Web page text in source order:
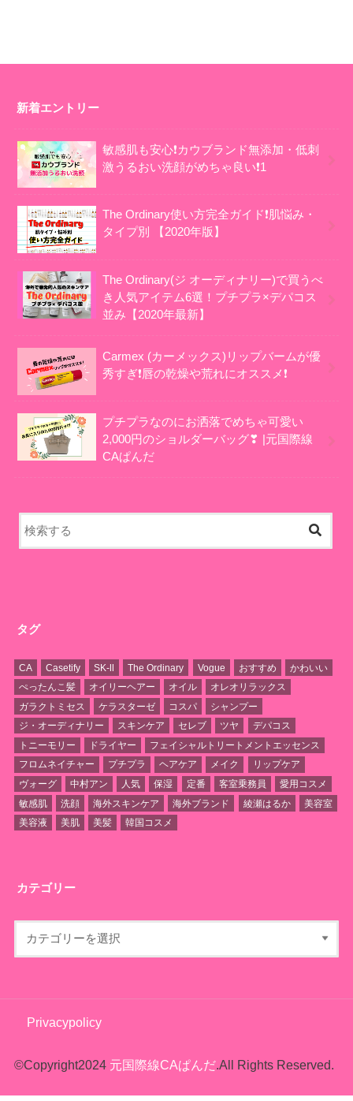
新着エントリー
敏感肌も安心❗カウブランド無添加・低刺
激うるおい洗顔がめちゃ良い❗1
The Ordinary使い方完全ガイド❗肌悩み・
タイプ別 【2020年版】
The Ordinary(ジ オーディナリー)で買うべ
き人気アイテム6選！プチプラ×デパコス
並み【2020年最新】
Carmex (カーメックス)リップバームが優
秀すぎ❗唇の乾燥や荒れにオススメ❗
プチプラなのにお洒落でめちゃ可愛い
2,000円のショルダーバッグ❣ |元国際線
CAぱんだ
タグ
CA Casetify SK-Ⅱ The Ordinary Vogue おすすめ
かわいい
ぺったんこ髪
オイリーヘアー オイル
オレオリラックス
ガラクトミセス
ケラスターゼ コスパ
シャンプー
ジ・オーディナリー
スキンケア セレブ ツヤ
デパコス
トニーモリー
ドライヤー
フェイシャルトリートメントエッセンス
フロムネイチャー
プチプラ ヘアケア メイク
リップケア
ヴォーグ
中村アン 人気 保湿 定番 客室乗務員
愛用コスメ
敏感肌
洗顔 海外スキンケア 海外ブランド 綾瀬はるか
美容室
美容液
美肌 美髪 韓国コスメ
カテゴリー
Privacypolicy
©Copyright2024 元国際線CAぱんだ.All Rights Reserved.